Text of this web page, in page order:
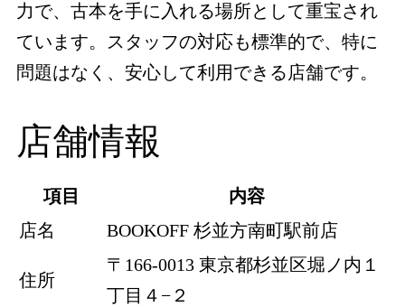
力で、古本を手に入れる場所として重宝され
ています。スタッフの対応も標準的で、特に
問題はなく、安心して利用できる店舗です。
店舗情報
項目
内容
店名
BOOKOFF 杉並方南町駅前店
住所
〒166-0013 東京都杉並区堀ノ内１
丁目４−２